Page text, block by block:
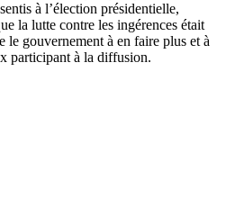
à l’élection présidentielle,
la lutte contre les ingérences était
le gouvernement à en faire plus et à
participant à la diffusion.